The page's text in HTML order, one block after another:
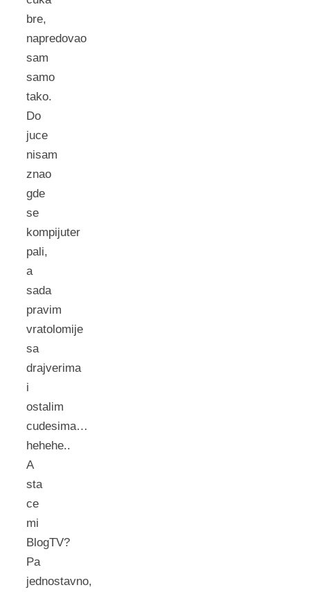
bre,
napredovao
sam
samo
tako.
Do
juce
nisam
znao
gde
se
kompijuter
pali,
a
sada
pravim
vratolomije
sa
drajverima
i
ostalim
cudesima…
hehehe..
A
sta
ce
mi
BlogTV?
Pa
jednostavno,